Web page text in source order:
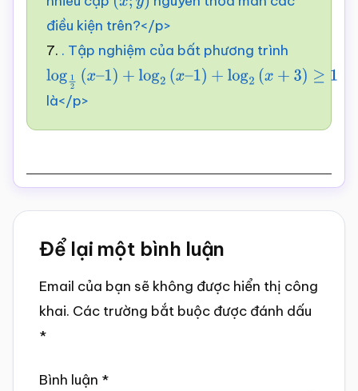
(x;y)
điều kiện trên?</p>
7. . Tập nghiệm của bất phương trình
log12 (x–
1)+log2
1)+log2(x+3)≥1
là</p>
Reader
Interactions
Để lại một bình luận
Email của bạn sẽ không được hiển thị công
khai. Các trường bắt buộc được đánh dấu
*
Bình luận *